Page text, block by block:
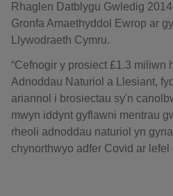
Rhaglen Datblygu Gwledig
Gronfa Amaethyddol Ewrop ar
Llywodraeth Cymru.
“Cefnogir y prosiect £1.3 miliwn
Adnoddau Naturiol a Llesiant,
ariannol i brosiectau sy'n
mwyn iddynt gyflawni mentrau
rheoli adnoddau naturiol yn
chynorthwyo adfer Covid ar lefel